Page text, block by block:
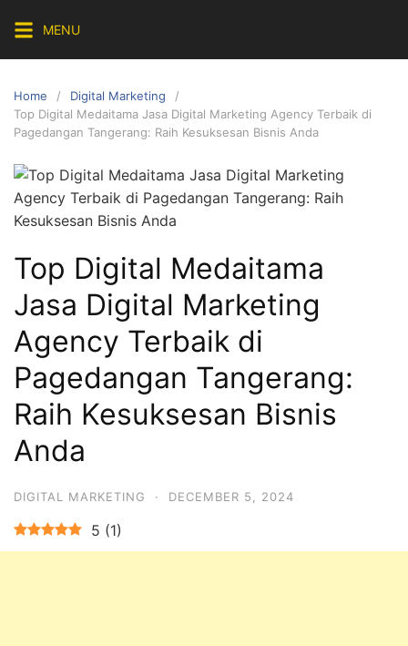
content
MENU
Home
Digital Marketing
Top Digital Medaitama Jasa Digital Marketing Agency Terbaik di
Pagedangan Tangerang: Raih Kesuksesan Bisnis Anda
Top Digital Medaitama
Jasa Digital Marketing
Agency Terbaik di
Pagedangan Tangerang:
Raih Kesuksesan Bisnis
Anda
DIGITAL MARKETING · DECEMBER 5, 2024
5 (1)